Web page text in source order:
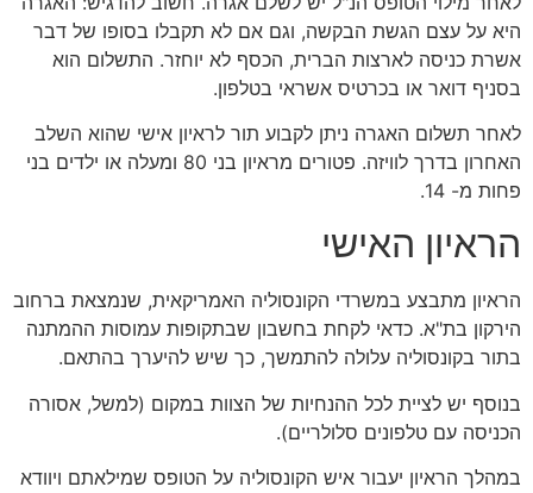
היא על עצם הגשת הבקשה, וגם אם לא תקבלו בסופו של דבר
אשרת כניסה לארצות הברית, הכסף לא יוחזר. התשלום הוא
בסניף דואר או בכרטיס אשראי בטלפון.
לאחר תשלום האגרה ניתן לקבוע תור לראיון אישי שהוא השלב
האחרון בדרך לוויזה. פטורים מראיון בני 80 ומעלה או ילדים בני
פחות מ- 14.
הראיון האישי
הראיון מתבצע במשרדי הקונסוליה האמריקאית, שנמצאת ברחוב
הירקון בת"א. כדאי לקחת בחשבון שבתקופות עמוסות ההמתנה
בתור בקונסוליה עלולה להתמשך, כך שיש להיערך בהתאם.
בנוסף יש לציית לכל ההנחיות של הצוות במקום (למשל, אסורה
הכניסה עם טלפונים סלולריים).
במהלך הראיון יעבור איש הקונסוליה על הטופס שמילאתם ויוודא